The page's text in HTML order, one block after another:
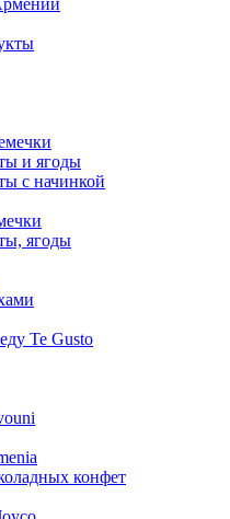
и ягоды
с начинкой
ягоды
Te Gusto
конфет